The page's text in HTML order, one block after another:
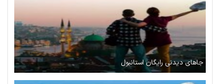
جاهای دیدنی رایگان استانبول